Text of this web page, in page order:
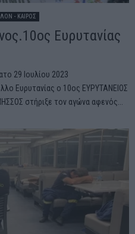
- ΚΑΙΡΟΣ
Ευρυτανίας
29 Ιουλίου 2023
Ευρυτανίας ο 10ος ΕΥΡΥΤΑΝΕΙΟΣ
στήριξε τον αγώνα αφενός...